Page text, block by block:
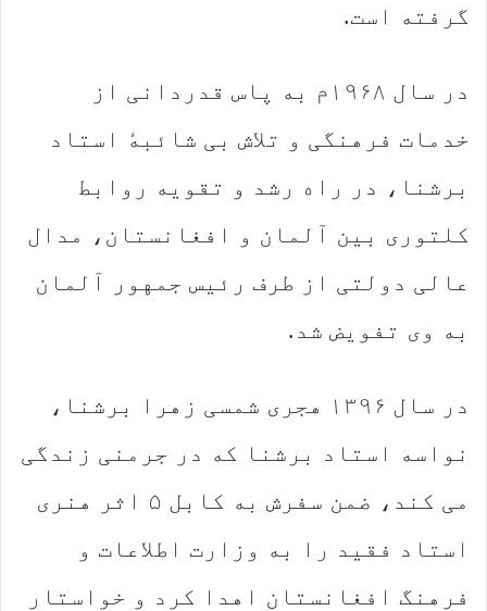
گرفته است.
در سال ۱۹۶۸م به پاس قدردانی از
خدمات فرهنگی و تلاش بی شائبهٔ استاد
برشنا، در راه رشد و تقویه روابط
کلتوری بین آلمان و افغانستان، مدال
عالی دولتی از طرف رئیس جمهور آلمان
به وی تفویض شد.
در سال ۱۳۹۶ هجری شمسی زهرا برشنا،
نواسه استاد برشنا که در جرمنی زندگی
می کند، ضمن سفرش به کابل ۵ اثر هنری
استاد فقید را به وزارت اطلاعات و
فرهنگ افغانستان اهدا کرد و خواستار